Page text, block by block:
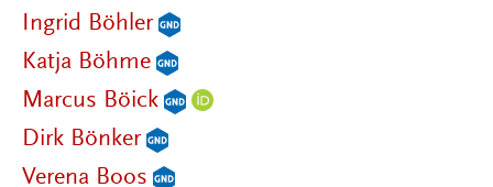
Ingrid Böhler
Katja Böhme
Marcus Böick
Dirk Bönker
Verena Boos